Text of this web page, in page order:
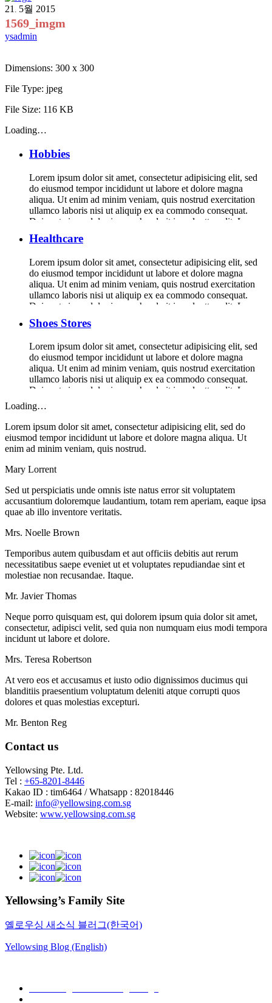
21. 5월 2015
1569_imgm
ysadmin
Dimensions: 300 x 300
File Type: jpeg
File Size: 116 KB
Loading…
Hobbies
Lorem ipsum dolor sit amet, consectetur adipisicing elit, sed
do eiusmod tempor incididunt ut labore et dolore magna
aliqua. Ut enim ad minim veniam, quis nostrud exercitation
ullamco laboris nisi ut aliquip ex ea commodo consequat.
Duis aute irure dolor in reprehenderit in voluptte velit. Lorem
ipsum dolor sit amet, consectetur adipisicing elit, sed do […]
Healthcare
Lorem ipsum dolor sit amet, consectetur adipisicing elit, sed
do eiusmod tempor incididunt ut labore et dolore magna
aliqua. Ut enim ad minim veniam, quis nostrud exercitation
ullamco laboris nisi ut aliquip ex ea commodo consequat.
Duis aute irure dolor in reprehenderit in voluptte velit. Lorem
ipsum dolor sit amet, consectetur adipisicing elit, sed do […]
Shoes Stores
Lorem ipsum dolor sit amet, consectetur adipisicing elit, sed
do eiusmod tempor incididunt ut labore et dolore magna
aliqua. Ut enim ad minim veniam, quis nostrud exercitation
ullamco laboris nisi ut aliquip ex ea commodo consequat.
Duis aute irure dolor in reprehenderit in voluptte velit. Lorem
Loading…
Lorem ipsum dolor sit amet, consectetur adipisicing elit, sed do
eiusmod tempor incididunt ut labore et dolore magna aliqua. Ut
enim ad minim veniam, quis nostrud.
Mary Lorrent
Sed ut perspiciatis unde omnis iste natus error sit voluptatem
accusantium doloremque laudantium, totam rem aperiam, eaque ipsa
quae ab illo inventore veritatis.
Mrs. Noelle Brown
Temporibus autem quibusdam et aut officiis debitis aut rerum
necessitatibus saepe eveniet ut et voluptates repudiandae sint et
molestiae non recusandae. Itaque.
Mr. Javier Thomas
Neque porro quisquam est, qui dolorem ipsum quia dolor sit amet,
consectetur, adipisci velit, sed quia non numquam eius modi tempora
incidunt ut labore et dolore.
Mrs. Teresa Robertson
At vero eos et accusamus et iusto odio dignissimos ducimus qui
blanditiis praesentium voluptatum deleniti atque corrupti quos
dolores et quas molestias excepturi.
Mr. Benton Reg
Contact us
Yellowsing Pte. Ltd.
Tel : +65-8201-8446
Kakao ID : tim6464 / Whatsapp : 82018446
E-mail: info@yellowsing.com.sg
Website: www.yellowsing.com.sg
Yellowsing’s Family Site
옐로우싱 새소식 블러그(한국어)
Yellowsing Blog (English)